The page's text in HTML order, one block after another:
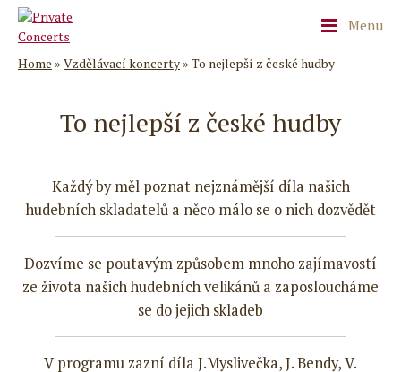
Menu
Home » Vzdělávací koncerty » To nejlepší z české hudby
To nejlepší z české hudby
Každý by měl poznat nejznámější díla našich
hudebních skladatelů a něco málo se o nich dozvědět
Dozvíme se poutavým způsobem mnoho zajímavostí
ze života našich hudebních velikánů a zaposloucháme
se do jejich skladeb
V programu zazní díla J.Myslivečka, J. Bendy, V.